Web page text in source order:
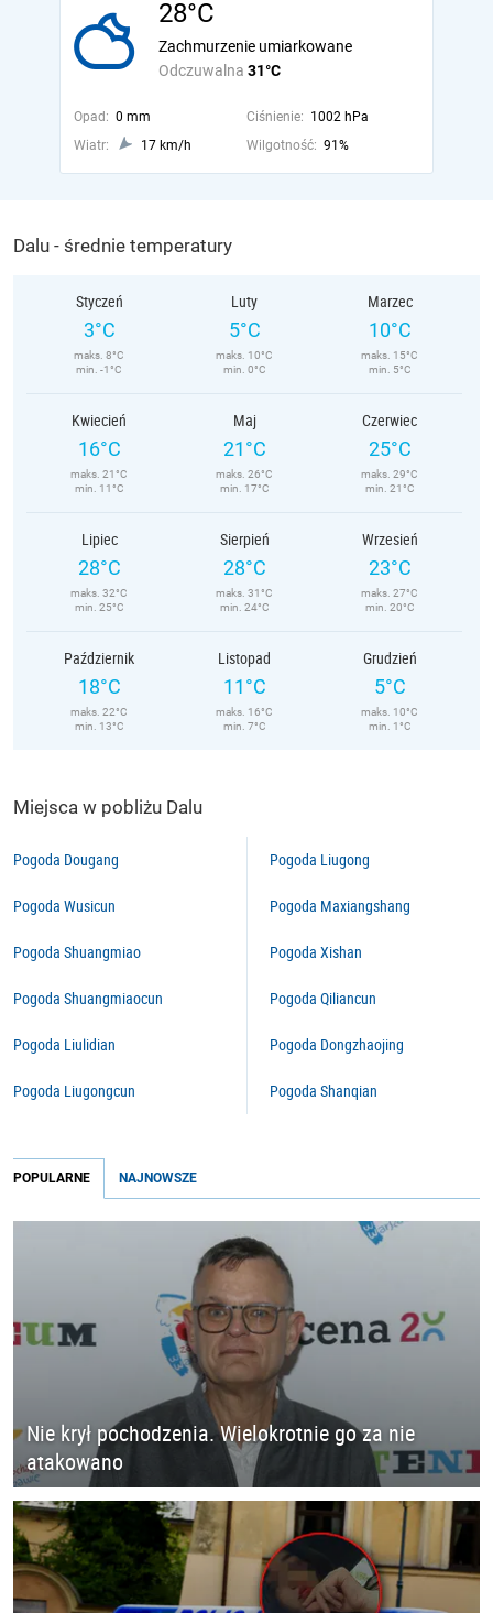
28°C
Odczuwalna 31°C
Zachmurzenie umiarkowane
Opad: 0 mm Ciśnienie: 1002 hPa
Wiatr:
17 km/h Wilgotność: 91%
Dalu - średnie temperatury
Styczeń
3°C
maks. 8°C
min. -1°C
Luty
5°C
maks. 10°C
min. 0°C
Marzec
10°C
maks. 15°C
min. 5°C
Kwiecień
16°C
maks. 21°C
min. 11°C
Maj
21°C
maks. 26°C
min. 17°C
Czerwiec
25°C
maks. 29°C
min. 21°C
Lipiec
28°C
maks. 32°C
min. 25°C
Sierpień
28°C
maks. 31°C
min. 24°C
Wrzesień
23°C
maks. 27°C
min. 20°C
Październik
18°C
maks. 22°C
min. 13°C
Listopad
11°C
maks. 16°C
min. 7°C
Grudzień
5°C
maks. 10°C
min. 1°C
Miejsca w pobliżu Dalu
Pogoda Dougang
Pogoda Wusicun
Pogoda Shuangmiao
Pogoda Shuangmiaocun
Pogoda Liulidian
Pogoda Liugongcun
Pogoda Liugong
Pogoda Maxiangshang
Pogoda Xishan
Pogoda Qiliancun
Pogoda Dongzhaojing
Pogoda Shanqian
POPULARNE NAJNOWSZE
Nie krył pochodzenia. Wielokrotnie go za nie
atakowano